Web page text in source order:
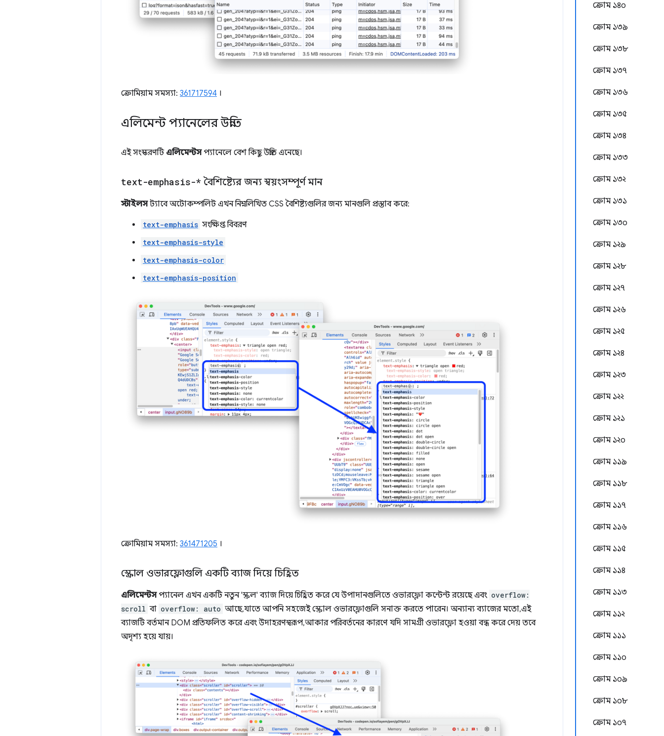
ক্রোম ১৪০
ক্রোম ১৩৯
ক্রোম ১৩৮
ক্রোম ১৩৭
ক্রোম ১৩৬
ক্রোম ১৩৫
ক্রোম ১৩৪
ক্রোম ১৩৩
ক্রোম ১৩২
ক্রোম ১৩১
ক্রোম ১৩০
ক্রোম ১২৯
ক্রোম ১২৮
ক্রোম ১২৭
ক্রোম ১২৬
ক্রোম ১২৫
ক্রোম ১২৪
ক্রোম ১২৩
ক্রোম ১২২
ক্রোম ১২১
ক্রোম ১২০
ক্রোম ১১৯
ক্রোম ১১৮
ক্রোম ১১৭
ক্রোম ১১৬
ক্রোম ১১৫
ক্রোম ১১৪
ক্রোম ১১৩
ক্রোম ১১২
ক্রোম ১১১
ক্রোম ১১০
ক্রোম ১০৯
ক্রোম ১০৮
ক্রোম ১০৭
ক্রোমিয়াম সমস্যা: 361717594 ।
এলিমেন্ট প্যানেলের উন্নতি
এই সংস্করণটি এলিমেন্টসপ্যানেলে বেশ কিছু উন্নতি এনেছে।
text-emphasis-* বৈশিষ্ট্যের জন্য স্বয়ংসম্পূর্ণ মান
স্টাইলসট্যাবে অটোকম্পলিট এখন নিম্নলিখিত CSS বৈশিষ্ট্যগুলির জন্য মানগুলি প্রস্তাব করে:
text-emphasis সংক্ষিপ্ত বিবরণ
text-emphasis-style
text-emphasis-color
text-emphasis-position
ক্রোমিয়াম সমস্যা: 361471205 ।
স্ক্রোল ওভারফ্লোগুলি একটি ব্যাজ দিয়ে চিহ্নিত
এলিমেন্টসপ্যানেল এখন একটি নতুন 'স্ক্রল' ব্যাজ দিয়ে চিহ্নিত করে যে উপাদানগুলিতে ওভারফ্লো কন্টেন্ট রয়েছে এবং overflow:
scroll বা overflow: auto আছে, যাতে আপনি সহজেই স্ক্রোল ওভারফ্লোগুলি সনাক্ত করতে পারেন। অন্যান্য ব্যাজের মতো, এই
ব্যাজটি বর্তমান DOM প্রতিফলিত করে এবং উদাহরণস্বরূপ, আকার পরিবর্তনের কারণে যদি সামগ্রী ওভারফ্লো হওয়া বন্ধ করে দেয় তবে
অদৃশ্য হয়ে যায়।